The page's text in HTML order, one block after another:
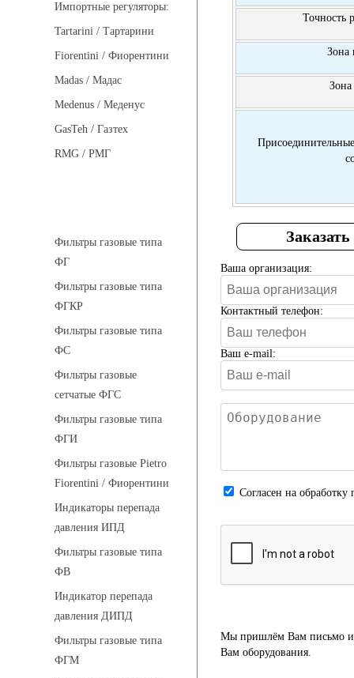
Импортные регуляторы:
Tartarini / Тартарини
Fiorentini / Фиорентини
Madas / Мадас
Medenus / Меденус
GasTeh / Газтех
RMG / РМГ
Фильтры газовые типа
ФГ
Фильтры газовые типа
ФГКР
Фильтры газовые типа
ФС
Фильтры газовые
сетчатые ФГС
Фильтры газовые типа
ФГИ
Фильтры газовые Pietro
Fiorentini / Фиорентини
Индикаторы перепада
давления ИПД
Фильтры газовые типа
ФВ
Индикатор перепада
давления ДИПД
Фильтры газовые типа
ФГМ
Точность
Зона
Ваша организация:
Контактный телефон:
Ваш e-mail:
Cогласен на
Мы пришлём Вам письмо и
Вам оборудования.